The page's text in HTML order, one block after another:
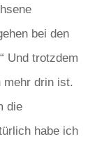
bei den
Und trotzdem
mehr drin ist.
die
habe ich